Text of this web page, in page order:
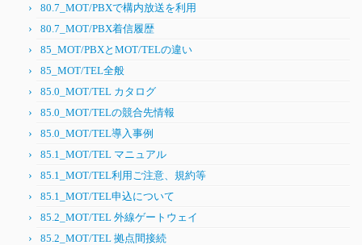
80.7_MOT/PBXで構内放送を利用
80.7_MOT/PBX着信履歴
85_MOT/PBXとMOT/TELの違い
85_MOT/TEL全般
85.0_MOT/TEL カタログ
85.0_MOT/TELの競合先情報
85.0_MOT/TEL導入事例
85.1_MOT/TEL マニュアル
85.1_MOT/TEL利用ご注意、規約等
85.1_MOT/TEL申込について
85.2_MOT/TEL 外線ゲートウェイ
85.2_MOT/TEL 拠点間接続